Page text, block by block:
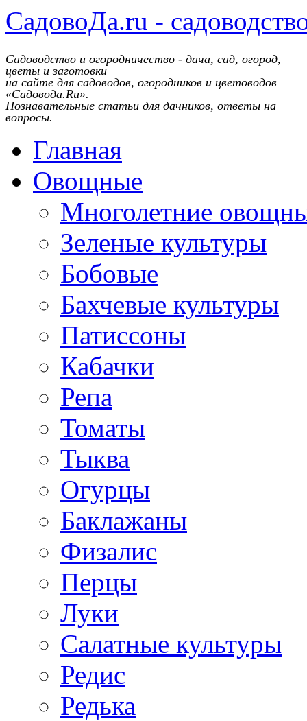
СадовоДа.ru -
Садоводство и огородничество - дача, сад, огород,
цветы и заготовки
на сайте для садоводов, огородников и цветоводов
«Садовода.Ru».
Познавательные статьи для дачников, ответы на
вопросы.
Главная
Овощные
Многолетние
Зеленые культуры
Бобовые
Бахчевые культуры
Патиссоны
Кабачки
Репа
Томаты
Тыква
Огурцы
Баклажаны
Физалис
Перцы
Луки
Салатные культуры
Редис
Редька